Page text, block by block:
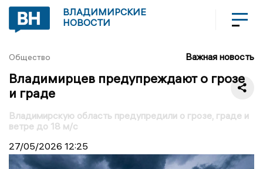
ВЛАДИМИРСКИЕ
НОВОСТИ
Общество Важная новость
Владимирцев предупреждают о грозе
и граде
Владимирскую область предупредили о грозе, граде и
ветре до 18 м/с
27/05/2026 12:25